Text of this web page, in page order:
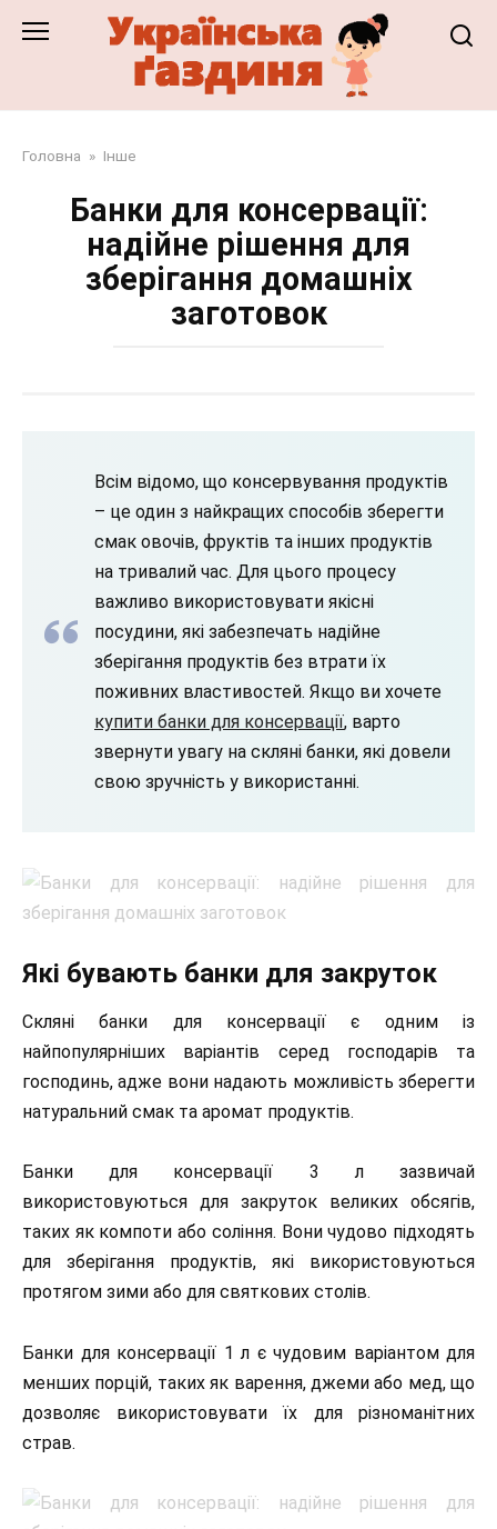
Головна » Інше
Банки для консервації:
надійне рішення для
зберігання домашніх
заготовок
Всім відомо, що консервування продуктів
– це один з найкращих способів зберегти
смак овочів, фруктів та інших продуктів
на тривалий час. Для цього процесу
важливо використовувати якісні
посудини, які забезпечать надійне
зберігання продуктів без втрати їх
поживних властивостей. Якщо ви хочете
купити банки для консервації, варто
звернути увагу на скляні банки, які довели
свою зручність у використанні.
Які бувають банки для закруток
Скляні банки для консервації є одним із
найпопулярніших варіантів серед господарів та
господинь, адже вони надають можливість зберегти
натуральний смак та аромат продуктів.
Банки для консервації 3 л зазвичай
використовуються для закруток великих обсягів,
таких як компоти або соління. Вони чудово підходять
для зберігання продуктів, які використовуються
протягом зими або для святкових столів.
Банки для консервації 1 л є чудовим варіантом для
менших порцій, таких як варення, джеми або мед, що
дозволяє використовувати їх для різноманітних
страв.